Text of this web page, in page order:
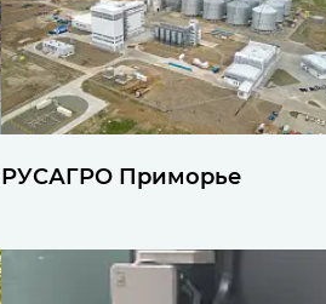
РУСАГРО Приморье